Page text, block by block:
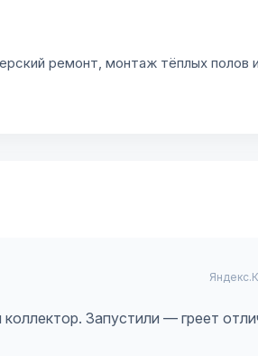
ремонт, монтаж тёплых полов и
Запустили — греет